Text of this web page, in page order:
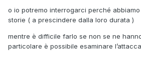
o io potremo interrogarci perché
storie ( a prescindere dalla loro durata )
mentre è difficile farlo se non se ne
particolare è possibile esaminare